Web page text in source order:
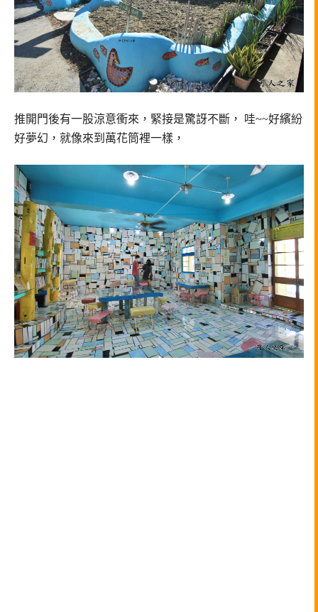
推開門後有一股涼意衝來， 緊接是驚訝不斷，
哇~~好繽紛
好夢幻， 就像來到萬花筒裡一樣，